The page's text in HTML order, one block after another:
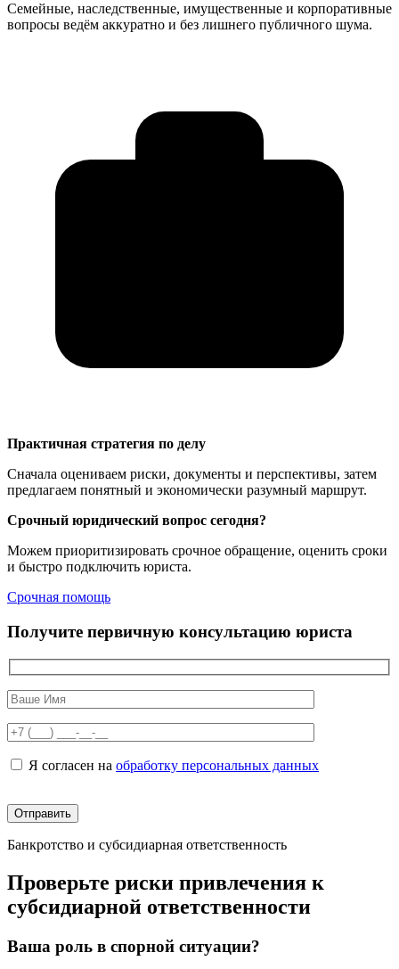
Семейные, наследственные, имущественные и корпоративные
вопросы ведём аккуратно и без лишнего публичного шума.
Практичная стратегия по делу
Сначала оцениваем риски, документы и перспективы, затем
предлагаем понятный и экономически разумный маршрут.
Срочный юридический вопрос сегодня?
Можем приоритизировать срочное обращение, оценить сроки
и быстро подключить юриста.
Срочная помощь
Получите первичную консультацию юриста
Я согласен на обработку персональных данных
Банкротство и субсидиарная ответственность
Проверьте риски привлечения к
субсидиарной ответственности
Ваша роль в спорной ситуации?